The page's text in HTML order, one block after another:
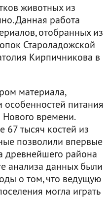
животных из
Данная работа
отобранных из
Староладожской
Кирпичникова в
материала,
особенностей питания
Нового времени.
67 тысяч костей из
позволили впервые
древнейшего района
анализа данных были
о том, что ведущую
могла играть